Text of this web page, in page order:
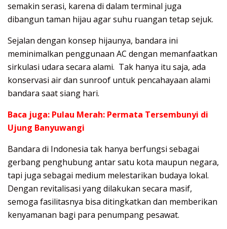
semakin serasi, karena di dalam terminal juga
dibangun taman hijau agar suhu ruangan tetap sejuk.
Sejalan dengan konsep hijaunya, bandara ini
meminimalkan penggunaan AC dengan memanfaatkan
sirkulasi udara secara alami. Tak hanya itu saja, ada
konservasi air dan sunroof untuk pencahayaan alami
bandara saat siang hari.
Baca juga: Pulau Merah: Permata Tersembunyi di
Ujung Banyuwangi
Bandara di Indonesia tak hanya berfungsi sebagai
gerbang penghubung antar satu kota maupun negara,
tapi juga sebagai medium melestarikan budaya lokal.
Dengan revitalisasi yang dilakukan secara masif,
semoga fasilitasnya bisa ditingkatkan dan memberikan
kenyamanan bagi para penumpang pesawat.